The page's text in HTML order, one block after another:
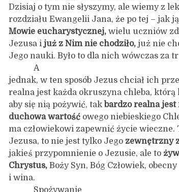
Dzisiaj o tym nie słyszymy, ale wiemy z
rozdziału Ewangelii Jana, że po tej – jak
Mowie eucharystycznej, wielu uczniów
Jezusa i już z Nim nie chodziło, już nie
Jego nauki. Było to dla nich wówczas za
A
jednak, w ten sposób Jezus chciał ich
realna jest każda okruszyna chleba, którą
aby się nią pożywić, tak bardzo realna jest
duchowa wartość owego niebieskiego
ma człowiekowi zapewnić życie wieczne.
Jezusa, to nie jest tylko Jego zewnętrzny
jakieś przypomnienie o Jezusie, ale to
Chrystus, Boży Syn, Bóg Człowiek,
i wina.
Spożywanie